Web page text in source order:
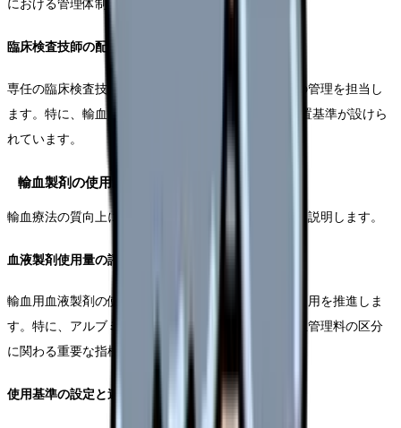
における管理体制の中心的な役割を担います。
臨床検査技師の配置要件
専任の臨床検査技師は、輸血検査の実施と血液製剤の管理を担当し
ます。特に、輸血管理料Iの算定には、より厳格な配置基準が設けら
れています。
輸血製剤の使用適正化への取り組み
輸血療法の質向上に向けた具体的な取り組みについて説明します。
血液製剤使用量の評価方法
輸血用血液製剤の使用状況を定期的に評価し、適正使用を推進しま
す。特に、アルブミン製剤の使用量については、輸血管理料の区分
に関わる重要な指標となります。
使用基準の設定と遵守